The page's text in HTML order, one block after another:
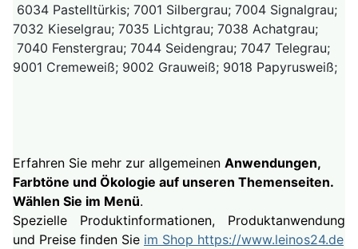
6034 Pastelltürkis; 7001 Silbergrau; 7004 Signalgrau;
7032 Kieselgrau; 7035 Lichtgrau; 7038 Achatgrau;
7040 Fenstergrau; 7044 Seidengrau; 7047 Telegrau;
9001 Cremeweiß; 9002 Grauweiß; 9018 Papyrusweiß;
Erfahren Sie mehr zur allgemeinen Anwendungen,
Farbtöne und Ökologie auf unseren Themenseiten.
Wählen Sie im Menü.
Spezielle Produktinformationen, Produktanwendung
und Preise finden Sie im Shop https://www.leinos24.de